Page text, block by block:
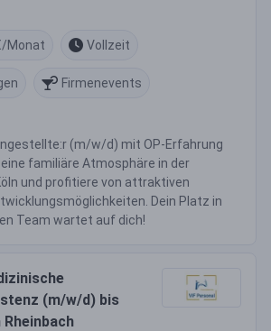
Monat
Vollzeit
Firmenevents
(m/w/d) mit OP-Erfahrung
familiäre Atmosphäre in der
und profitiere von attraktiven
Dein Platz in
Team wartet auf dich!
(m/w/d) bis
Rheinbach